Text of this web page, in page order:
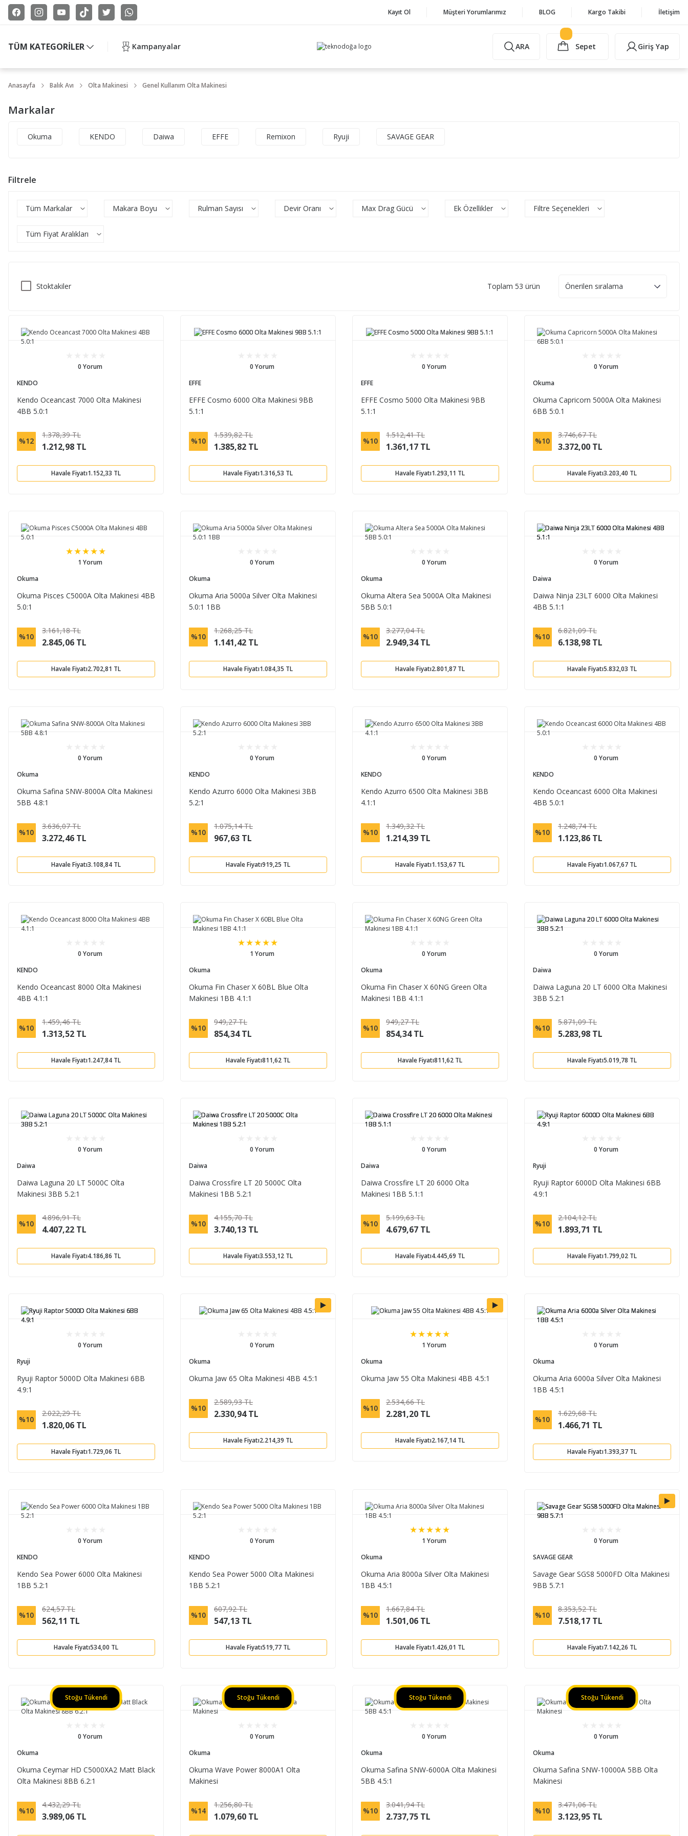
Kayıt Ol Müşteri Yorumlarımız BLOG Kargo Takibi İletişim
TÜM KATEGORİLER Kampanyalar ARA Sepet Giriş Yap
Anasayfa Balık Avı Olta Makinesi Genel Kullanım Olta Makinesi
Markalar
Okuma KENDO Daiwa EFFE Remixon Ryuji SAVAGE GEAR
Filtrele
Tüm Markalar Makara Boyu Rulman Sayısı Devir Oranı Max Drag Gücü Ek Özellikler Filtre Seçenekleri
Tüm Fiyat Aralıkları
Stoktakiler Toplam 53 ürün
0 Yorum
KENDO
Kendo Oceancast 7000 Olta Makinesi
4BB 5.0:1
%12
1.378,39 TL
1.212,98 TL
Havale Fiyatı1.152,33 TL
0 Yorum
EFFE
EFFE Cosmo 6000 Olta Makinesi 9BB
5.1:1
%10
1.539,82 TL
1.385,82 TL
Havale Fiyatı1.316,53 TL
0 Yorum
EFFE
EFFE Cosmo 5000 Olta Makinesi 9BB
5.1:1
%10
1.512,41 TL
1.361,17 TL
Havale Fiyatı1.293,11 TL
0 Yorum
Okuma
Okuma Capricorn 5000A Olta Makinesi
6BB 5:0.1
%10
3.746,67 TL
3.372,00 TL
Havale Fiyatı3.203,40 TL
1 Yorum
Okuma
Okuma Pisces C5000A Olta Makinesi 4BB
5.0:1
%10
3.161,18 TL
2.845,06 TL
Havale Fiyatı2.702,81 TL
0 Yorum
Okuma
Okuma Aria 5000a Silver Olta Makinesi
5.0:1 1BB
%10
1.268,25 TL
1.141,42 TL
Havale Fiyatı1.084,35 TL
0 Yorum
Okuma
Okuma Altera Sea 5000A Olta Makinesi
5BB 5.0:1
%10
3.277,04 TL
2.949,34 TL
Havale Fiyatı2.801,87 TL
0 Yorum
Daiwa
Daiwa Ninja 23LT 6000 Olta Makinesi
4BB 5.1:1
%10
6.821,09 TL
6.138,98 TL
Havale Fiyatı5.832,03 TL
0 Yorum
Okuma
Okuma Safina SNW-8000A Olta Makinesi
5BB 4.8:1
%10
3.636,07 TL
3.272,46 TL
Havale Fiyatı3.108,84 TL
0 Yorum
KENDO
Kendo Azurro 6000 Olta Makinesi 3BB
5.2:1
%10
1.075,14 TL
967,63 TL
Havale Fiyatı919,25 TL
0 Yorum
KENDO
Kendo Azurro 6500 Olta Makinesi 3BB
4.1:1
%10
1.349,32 TL
1.214,39 TL
Havale Fiyatı1.153,67 TL
0 Yorum
KENDO
Kendo Oceancast 6000 Olta Makinesi
4BB 5.0:1
%10
1.248,74 TL
1.123,86 TL
Havale Fiyatı1.067,67 TL
0 Yorum
KENDO
Kendo Oceancast 8000 Olta Makinesi
4BB 4.1:1
%10
1.459,46 TL
1.313,52 TL
Havale Fiyatı1.247,84 TL
1 Yorum
Okuma
Okuma Fin Chaser X 60BL Blue Olta
Makinesi 1BB 4.1:1
%10
949,27 TL
854,34 TL
Havale Fiyatı811,62 TL
0 Yorum
Okuma
Okuma Fin Chaser X 60NG Green Olta
Makinesi 1BB 4.1:1
%10
949,27 TL
854,34 TL
Havale Fiyatı811,62 TL
0 Yorum
Daiwa
Daiwa Laguna 20 LT 6000 Olta Makinesi
3BB 5.2:1
%10
5.871,09 TL
5.283,98 TL
Havale Fiyatı5.019,78 TL
0 Yorum
Daiwa
Daiwa Laguna 20 LT 5000C Olta
Makinesi 3BB 5.2:1
%10
4.896,91 TL
4.407,22 TL
Havale Fiyatı4.186,86 TL
0 Yorum
Daiwa
Daiwa Crossfire LT 20 5000C Olta
Makinesi 1BB 5.2:1
%10
4.155,70 TL
3.740,13 TL
Havale Fiyatı3.553,12 TL
0 Yorum
Daiwa
Daiwa Crossfire LT 20 6000 Olta
Makinesi 1BB 5.1:1
%10
5.199,63 TL
4.679,67 TL
Havale Fiyatı4.445,69 TL
0 Yorum
Ryuji
Ryuji Raptor 6000D Olta Makinesi 6BB
4.9:1
%10
2.104,12 TL
1.893,71 TL
Havale Fiyatı1.799,02 TL
0 Yorum
Ryuji
Ryuji Raptor 5000D Olta Makinesi 6BB
4.9:1
%10
2.022,29 TL
1.820,06 TL
Havale Fiyatı1.729,06 TL
0 Yorum
Okuma
Okuma Jaw 65 Olta Makinesi 4BB 4.5:1
%10
2.589,93 TL
2.330,94 TL
Havale Fiyatı2.214,39 TL
1 Yorum
Okuma
Okuma Jaw 55 Olta Makinesi 4BB 4.5:1
%10
2.534,66 TL
2.281,20 TL
Havale Fiyatı2.167,14 TL
0 Yorum
Okuma
Okuma Aria 6000a Silver Olta Makinesi
1BB 4.5:1
%10
1.629,68 TL
1.466,71 TL
Havale Fiyatı1.393,37 TL
0 Yorum
KENDO
Kendo Sea Power 6000 Olta Makinesi
1BB 5.2:1
%10
624,57 TL
562,11 TL
Havale Fiyatı534,00 TL
0 Yorum
KENDO
Kendo Sea Power 5000 Olta Makinesi
1BB 5.2:1
%10
607,92 TL
547,13 TL
Havale Fiyatı519,77 TL
1 Yorum
Okuma
Okuma Aria 8000a Silver Olta Makinesi
1BB 4.5:1
%10
1.667,84 TL
1.501,06 TL
Havale Fiyatı1.426,01 TL
0 Yorum
SAVAGE GEAR
Savage Gear SGS8 5000FD Olta Makinesi
9BB 5.7:1
%10
8.353,52 TL
7.518,17 TL
Havale Fiyatı7.142,26 TL
Stoğu Tükendi
0 Yorum
Okuma
Okuma Ceymar HD C5000XA2 Matt Black
Olta Makinesi 8BB 6.2:1
%10
4.432,29 TL
3.989,06 TL
Stoğu Tükendi
0 Yorum
Okuma
Okuma Wave Power 8000A1 Olta
Makinesi
%14
1.256,80 TL
1.079,60 TL
Stoğu Tükendi
0 Yorum
Okuma
Okuma Safina SNW-6000A Olta Makinesi
5BB 4.5:1
%10
3.041,94 TL
2.737,75 TL
Stoğu Tükendi
0 Yorum
Okuma
Okuma Safina SNW-10000A 5BB Olta
Makinesi
%10
3.471,06 TL
3.123,95 TL